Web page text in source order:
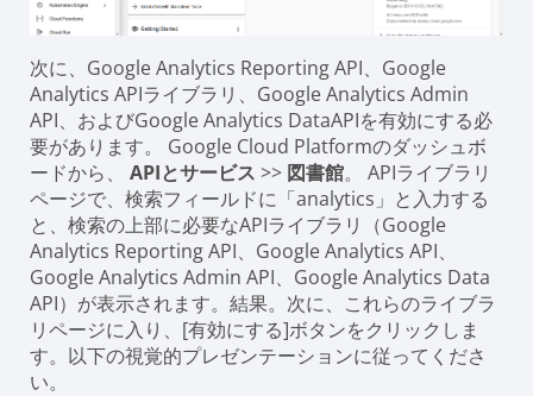
次に、Google Analytics Reporting API、Google
Analytics APIライブラリ、Google Analytics Admin
API、およびGoogle Analytics DataAPIを有効にする必
要があります。 Google Cloud Platformのダッシュボ
ードから、 APIとサービス >> 図書館。 APIライブラリ
ページで、検索フィールドに「analytics」と入力する
と、検索の上部に必要なAPIライブラリ（Google
Analytics Reporting API、Google Analytics API、
Google Analytics Admin API、Google Analytics Data
API）が表示されます。結果。次に、これらのライブラ
リページに入り、[有効にする]ボタンをクリックしま
す。以下の視覚的プレゼンテーションに従ってくださ
い。